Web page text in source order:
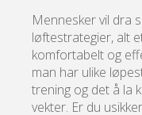
Mennesker vil dra
løftestrategier, alt
komfortabelt og
man har ulike
trening og det å la
vekter. Er du